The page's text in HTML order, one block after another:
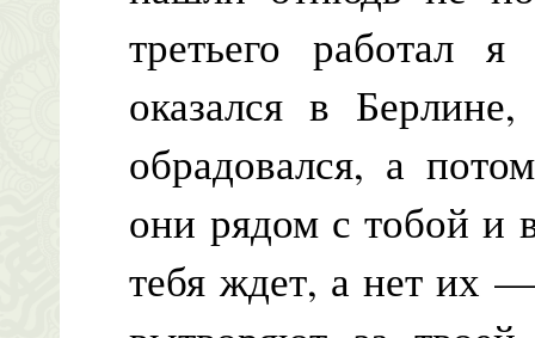
третьего работал
оказался в
обрадовался, а
они рядом с тобой и
тебя ждет, а нет их